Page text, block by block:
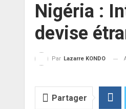
Nigéria :
devise
Par Lazarre KONDO
Partager